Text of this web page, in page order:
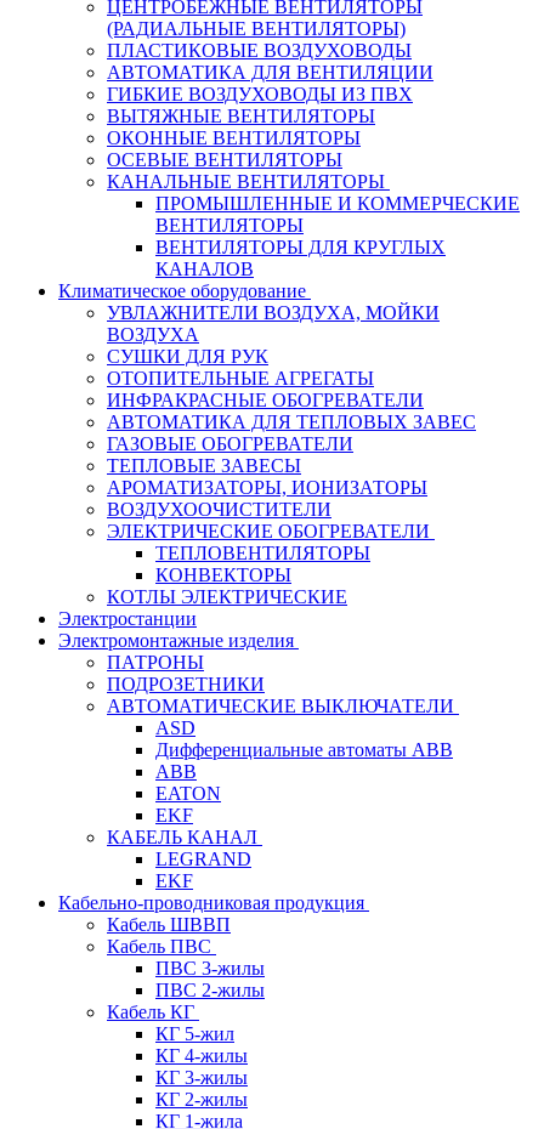
ЦЕНТРОБЕЖНЫЕ ВЕНТИЛЯТОРЫ
(РАДИАЛЬНЫЕ ВЕНТИЛЯТОРЫ)
ПЛАСТИКОВЫЕ ВОЗДУХОВОДЫ
АВТОМАТИКА ДЛЯ ВЕНТИЛЯЦИИ
ГИБКИЕ ВОЗДУХОВОДЫ ИЗ ПВХ
ВЫТЯЖНЫЕ ВЕНТИЛЯТОРЫ
ОКОННЫЕ ВЕНТИЛЯТОРЫ
ОСЕВЫЕ ВЕНТИЛЯТОРЫ
КАНАЛЬНЫЕ ВЕНТИЛЯТОРЫ
ПРОМЫШЛЕННЫЕ И КОММЕРЧЕСКИЕ
ВЕНТИЛЯТОРЫ
ВЕНТИЛЯТОРЫ ДЛЯ КРУГЛЫХ
КАНАЛОВ
Климатическое оборудование
УВЛАЖНИТЕЛИ ВОЗДУХА, МОЙКИ
ВОЗДУХА
СУШКИ ДЛЯ РУК
ОТОПИТЕЛЬНЫЕ АГРЕГАТЫ
ИНФРАКРАСНЫЕ ОБОГРЕВАТЕЛИ
АВТОМАТИКА ДЛЯ ТЕПЛОВЫХ ЗАВЕС
ГАЗОВЫЕ ОБОГРЕВАТЕЛИ
ТЕПЛОВЫЕ ЗАВЕСЫ
АРОМАТИЗАТОРЫ, ИОНИЗАТОРЫ
ВОЗДУХООЧИСТИТЕЛИ
ЭЛЕКТРИЧЕСКИЕ ОБОГРЕВАТЕЛИ
ТЕПЛОВЕНТИЛЯТОРЫ
КОНВЕКТОРЫ
КОТЛЫ ЭЛЕКТРИЧЕСКИЕ
Электростанции
Электромонтажные изделия
ПАТРОНЫ
ПОДРОЗЕТНИКИ
АВТОМАТИЧЕСКИЕ ВЫКЛЮЧАТЕЛИ
ASD
Дифференциальные автоматы ABB
ABB
EATON
EKF
КАБЕЛЬ КАНАЛ
LEGRAND
EKF
Кабельно-проводниковая продукция
Кабель ШВВП
Кабель ПВС
ПВС 3-жилы
ПВС 2-жилы
Кабель КГ
КГ 5-жил
КГ 4-жилы
КГ 3-жилы
КГ 2-жилы
КГ 1-жила